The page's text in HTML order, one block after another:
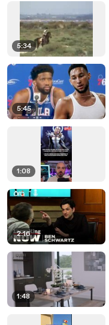
5:34
5:45
1:08
2:16
1:48